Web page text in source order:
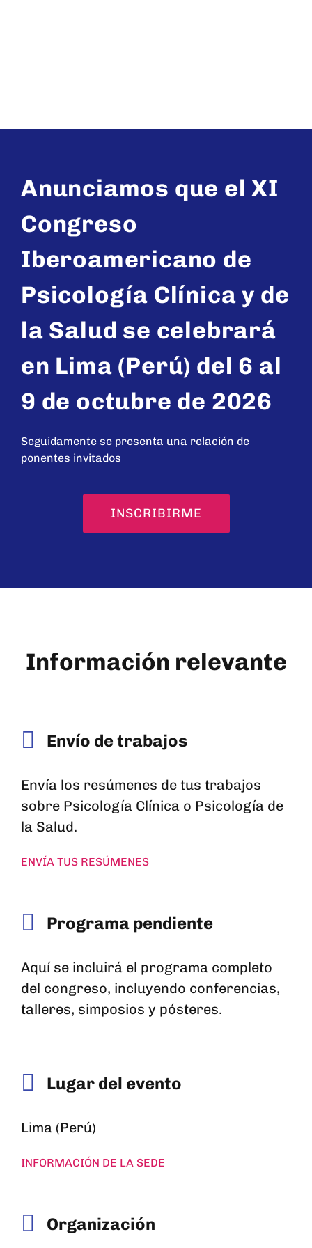
Anunciamos que el XI
Congreso
Iberoamericano de
Psicología Clínica y de
la Salud se celebrará
en Lima (Perú) del 6 al
9 de octubre de 2026
Seguidamente se presenta una relación de
ponentes invitados
INSCRIBIRME
Información relevante
Envío de trabajos
Envía los resúmenes de tus trabajos
sobre Psicología Clínica o Psicología de
la Salud.
ENVÍA TUS RESÚMENES
Programa pendiente
Aquí se incluirá el programa completo
del congreso, incluyendo conferencias,
talleres, simposios y pósteres.
Lugar del evento
Lima (Perú)
INFORMACIÓN DE LA SEDE
Organización